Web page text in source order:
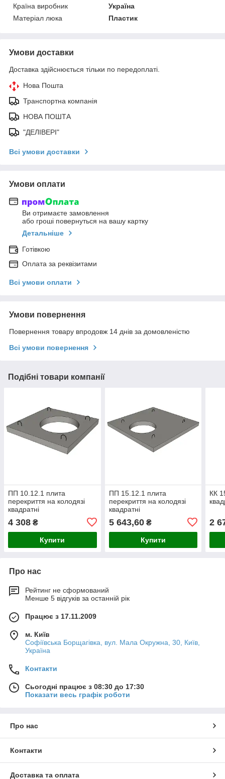
Країна виробник
Україна
Матеріал люка
Пластик
Умови доставки
Доставка здійснюється тільки по передоплаті.
Нова Пошта
Транспортна компанія
НОВА ПОШТА
"ДЕЛІВЕРІ"
Всі умови доставки
Умови оплати
Ви отримаєте замовлення
або гроші повернуться на вашу картку
Детальніше
Готівкою
Оплата за реквізитами
Всі умови оплати
Умови повернення
Повернення товару впродовж 14 днів за домовленістю
Всі умови повернення
Подібні товари компанії
ПП 10.12.1 плита
перекриття на колодязі
квадратні
4 308 ₴
Купити
ПП 15.12.1 плита
перекриття на колодязі
квадратні
5 643,60₴
Купити
КК
2
Про нас
Рейтинг не сформований
Менше 5 відгуків за останній рік
Працює з 17.11.2009
м. Київ
Софіївська Борщагівка, вул. Мала Окружна, 30, Київ,
Україна
Контакти
Сьогодні працює з 08:30 до 17:30
Показати весь графік роботи
Про нас
Контакти
Доставка та оплата